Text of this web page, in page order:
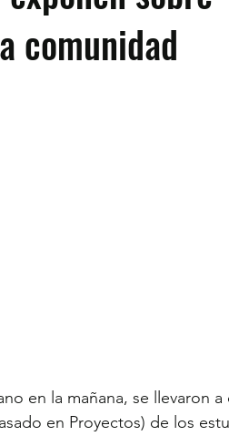
comunidad
en la mañana, se llevaron a
en Proyectos) de los